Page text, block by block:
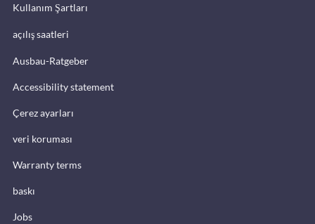
Kullanım Şartları
açılış saatleri
Ausbau-Ratgeber
Accessibility statement
Çerez ayarları
veri koruması
Warranty terms
baskı
Jobs